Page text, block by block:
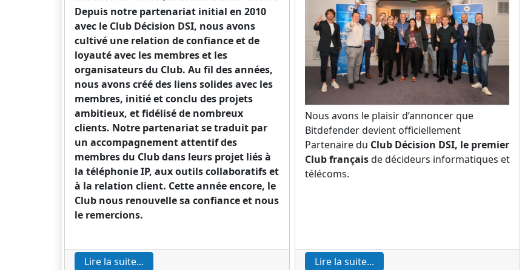
Depuis notre partenariat initial en 2010
avec le Club Décision DSI, nous avons
cultivé une relation de confiance et de
loyauté avec les membres et les
organisateurs du Club. Au fil des années,
nous avons créé des liens solides avec les
membres, initié et conclu des projets
ambitieux, et fidélisé de nombreux
clients. Notre partenariat se traduit par
un accompagnement attentif des
membres du Club dans leurs projet liés à
la téléphonie IP, aux outils collaboratifs et
à la relation client. Cette année encore, le
Club nous renouvelle sa confiance et nous
le remercions.
Lire la suite...
Nous avons le plaisir d’annoncer que
Bitdefender devient officiellement
Partenaire du Club Décision DSI, le premier
Club françaisde décideurs informatiques et
télécoms.
Lire la suite...